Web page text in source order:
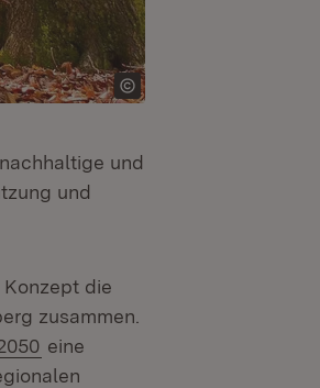
und
und
die
zusammen.
eine